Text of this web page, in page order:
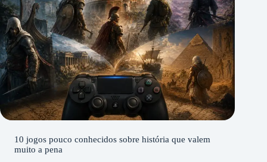
10 jogos pouco conhecidos sobre história que valem
muito a pena